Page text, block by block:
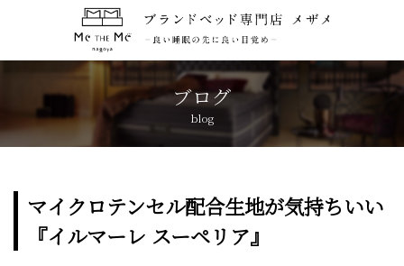
ブログ
blog
マイクロテンセル配合生地が気持ちいい
『イルマーレ スーペリア』
トップページ TOP
CONCEPT
アクセス